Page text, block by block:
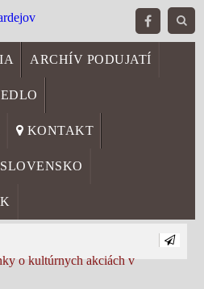
ARCHÍV PODUJATÍ
KONTAKT
o kultúrnych akciách v